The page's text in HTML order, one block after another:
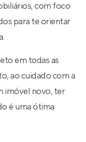
com foco
para te orientar
em todas as
ao cuidado com a
imóvel novo, ter
é uma ótima